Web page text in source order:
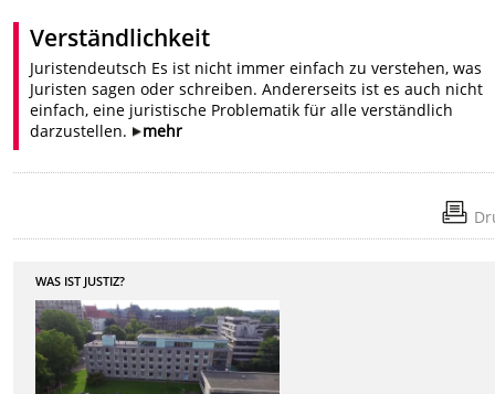
Verständlichkeit
Juristendeutsch Es ist nicht immer einfach zu verstehen, was
Juristen sagen oder schreiben. Andererseits ist es auch nicht
einfach, eine juristische Problematik für alle verständlich
darzustellen.
mehr
WAS IST JUSTIZ?